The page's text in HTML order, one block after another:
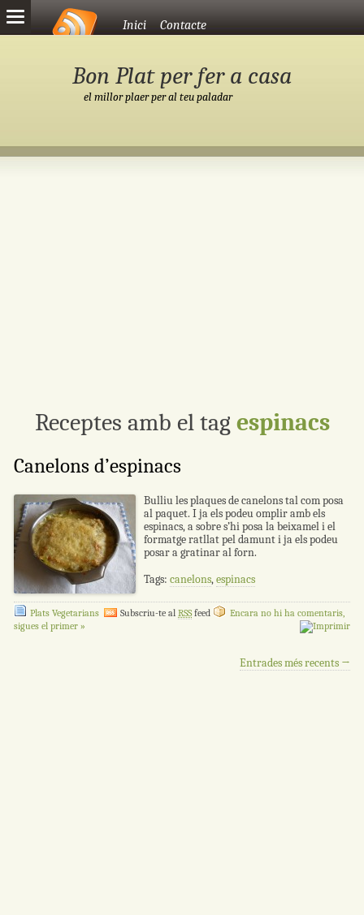
Vés al contingutInici Contacte
Bon Plat per fer a casa
el millor plaer per al teu paladar
Receptes amb el tag espinacs
Canelons d’espinacs
Bulliu les plaques de canelons tal com posa
al paquet. I ja els podeu omplir amb els
espinacs, a sobre s’hi posa la beixamel i el
formatge ratllat pel damunt i ja els podeu
posar a gratinar al forn.
Tags: canelons,espinacs
Plats Vegetarians Subscriu-te al RSSfeed
Encara no hi ha comentaris,
sigues el primer »
Entrades més recents →